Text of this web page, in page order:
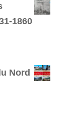
1860
Nord